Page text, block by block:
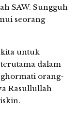
SAW. Sungguh
seorang
untuk
dalam
orang-
Rasullullah